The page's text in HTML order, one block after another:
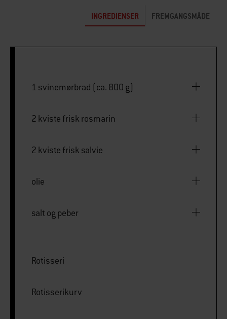
INGREDIENSER FREMGANGSMÅDE
1 svinemørbrad (ca. 800 g)
2 kviste frisk rosmarin
2 kviste frisk salvie
olie
salt og peber
Rotisseri
Rotisserikurv